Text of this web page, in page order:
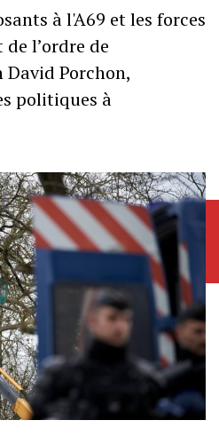
à l'A69 et les forces
l’ordre de
David Porchon,
politiques à